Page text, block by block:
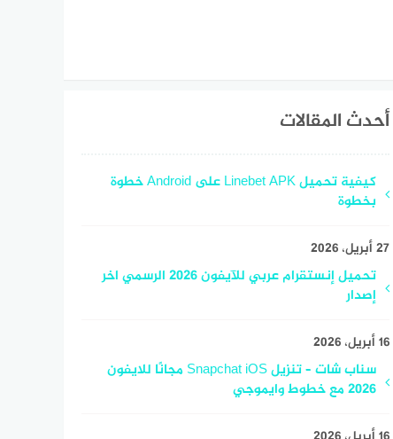
أحدث المقالات
كيفية تحميل Linebet APK على Android خطوة
بخطوة
27 أبريل، 2026
تحميل إنستقرام عربي للآيفون 2026 الرسمي اخر
إصدار
16 أبريل، 2026
سناب شات – تنزيل Snapchat iOS مجانًا للايفون
2026 مع خطوط وايموجي